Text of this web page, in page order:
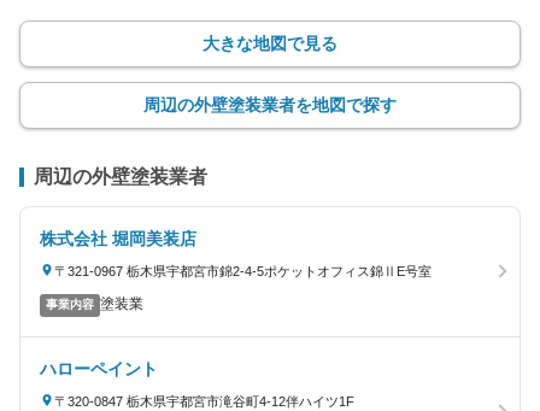
大きな地図で見る
周辺の外壁塗装業者を地図で探す
周辺の外壁塗装業者
株式会社 堀岡美装店
〒321-0967 栃木県宇都宮市錦2-4-5ポケットオフィス錦ⅡE号室
事業内容 塗装業
ハローペイント
〒320-0847 栃木県宇都宮市滝谷町4-12伴ハイツ1F